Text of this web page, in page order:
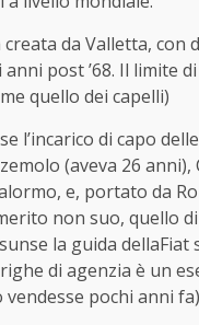
da Valletta,
post ’68. Il limite
quello dei capelli)
l’incarico di capo
(aveva 26 anni),
e, portato da
non suo, quello
la guida dellaFiat
di agenzia è un
pochi anni